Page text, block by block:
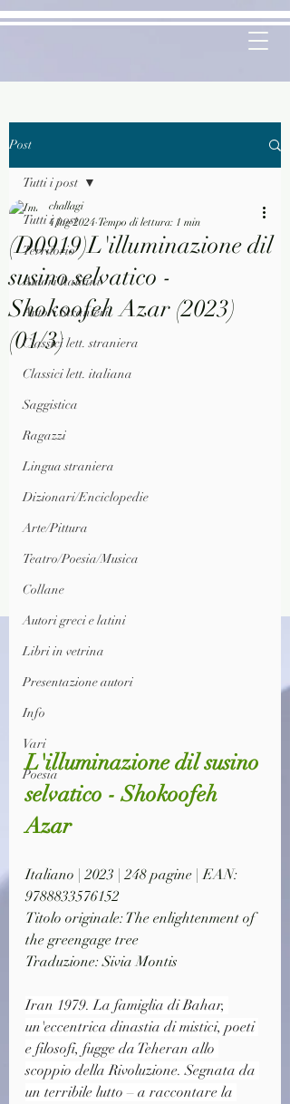
Post
Tutti i post
Territorio
Autori Italiani
Autori Stranieri
Classici lett. straniera
Classici lett. italiana
Saggistica
Ragazzi
Lingua straniera
Dizionari/Enciclopedie
Arte/Pittura
Teatro/Poesia/Musica
Collane
Autori greci e latini
Libri in vetrina
Presentazione autori
Info
Vari
Poesia
Tutti i post
(D0919)L'illuminazione dil
susino selvatico -
Shokoofeh Azar (2023)
(01/3)
challagi
4 lug 2024 Tempo di lettura: 1 min
L'illuminazione dil susino
selvatico - Shokoofeh
Azar
Italiano | 2023 | 248 pagine | EAN:
9788833576152
Titolo originale: The enlightenment of
the greengage tree
Traduzione: Sivia Montis
Iran 1979. La famiglia di Bahar,
un'eccentrica dinastia di mistici, poeti
e filosofi, fugge da Teheran allo
scoppio della Rivoluzione. Segnata da
un terribile lutto – a raccontare la